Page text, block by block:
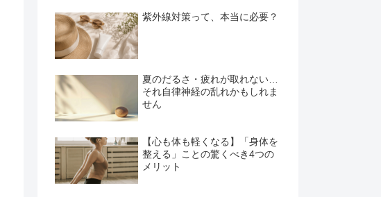
紫外線対策って、本当に必要？
夏のだるさ・疲れが取れない…
それ自律神経の乱れかもしれま
せん
【心も体も軽くなる】「身体を
整える」ことの驚くべき4つの
メリット